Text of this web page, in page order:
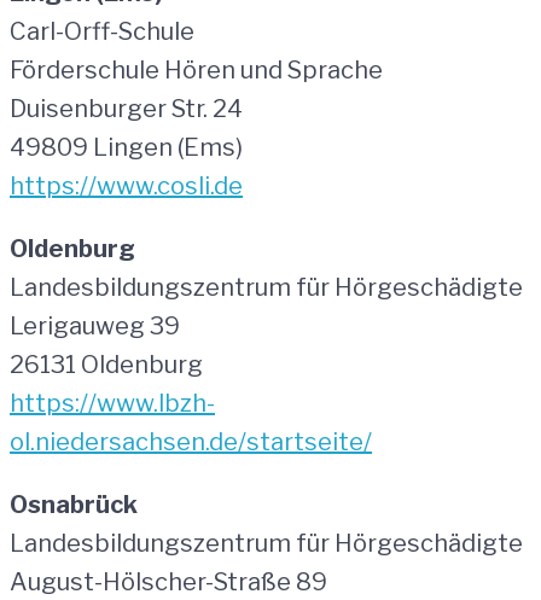
Carl-Orff-Schule
Förderschule Hören und Sprache
Duisenburger Str. 24
49809 Lingen (Ems)
https://www.cosli.de
Oldenburg
Landesbildungszentrum für Hörgeschädigte
Lerigauweg 39
26131 Oldenburg
https://www.lbzh-
ol.niedersachsen.de/startseite/
Osnabrück
Landesbildungszentrum für Hörgeschädigte
August-Hölscher-Straße 89